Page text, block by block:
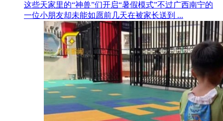
这些天家里的“神兽”们开启“暑假模式”不过广西南宁的
一位小朋友却未能如愿前几天在被家长送到 ...